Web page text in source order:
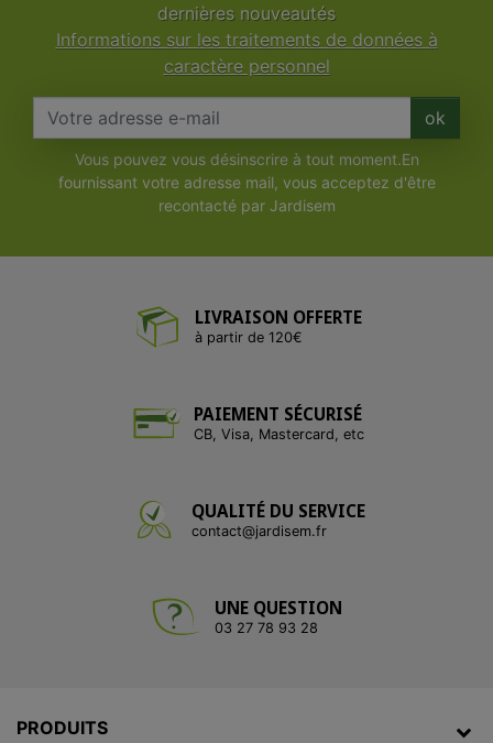
dernières nouveautés
Informations sur les traitements de données à
caractère personnel
ok
Vous pouvez vous désinscrire à tout moment.En
fournissant votre adresse mail, vous acceptez d'être
recontacté par Jardisem
LIVRAISON OFFERTE
à partir de 120€
PAIEMENT SÉCURISÉ
CB, Visa, Mastercard, etc
QUALITÉ DU SERVICE
contact@jardisem.fr
UNE QUESTION
03 27 78 93 28
PRODUITS